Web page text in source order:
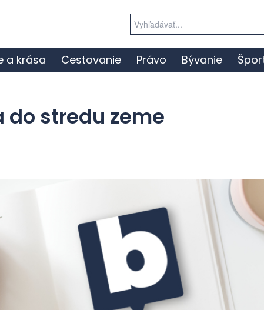
for:
a krása Cestovanie Právo Bývanie
stredu zeme